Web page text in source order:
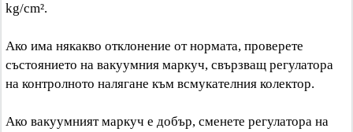
kg/cm².
Ако има някакво отклонение от нормата, проверете
състоянието на вакуумния маркуч, свързващ регулатора
на контролното налягане към всмукателния колектор.
Ако вакуумният маркуч е добър, сменете регулатора на